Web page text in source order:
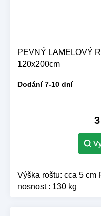
PEVNÝ LAMELOVÝ
120x200cm
Dodání 7-10 dní
Výška roštu: cca 5 cm
nosnost : 130 kg